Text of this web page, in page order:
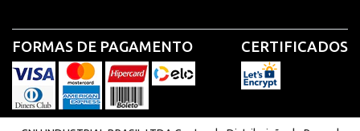
FORMAS DE PAGAMENTO CERTIFICADOS